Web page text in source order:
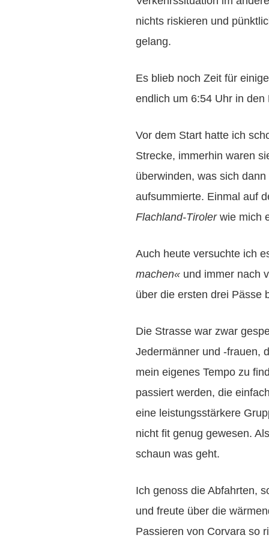
nichts riskieren und
gelang.
Es blieb noch Zeit für
endlich um 6:54 Uhr in den
Vor dem Start hatte ich
Strecke, immerhin waren
überwinden, was sich
aufsummierte. Einmal auf
Flachland-Tirolerwie mich
Auch heute versuchte ich
machen« und immer nach
über die ersten drei Pässe
Die Strasse war zwar
Jedermänner und -frauen,
mein eigenes Tempo zu
passiert werden, die
eine leistungsstärkere
nicht fit genug gewesen.
schaun was geht.
Ich genoss die Abfahrten,
und freute über die
Passieren von Corvara so